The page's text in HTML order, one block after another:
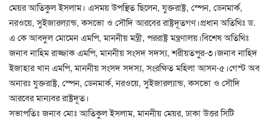
মেয়র আতিকুল ইসলাম। এসময় উপস্থিত ছিলেন, যুক্তরাষ্ট্র, স্পেন, ডেনমার্ক,
নরওয়ে, সুইজারল্যান্ড, কসভো ও সৌদি আরবের রাষ্ট্রদূতগণ।প্রধান অতিথিঃ ড.
এ কে আবদুল মোমেন এমপি, মাননীয় মন্ত্রী, পররাষ্ট্র মন্ত্রণালয়।বিশেষ অতিথিঃ
জনাব নাহিম রাজ্জাক এমপি, মাননীয় সংসদ সদস্য, শরীয়তপুর-৩।জনাব নাহিদ
ইজাহার খান এমপি, মাননীয় সংসদ সদস্য, সংরক্ষিত মহিলা আসন-৫।গেস্ট অব
অনারঃ যুক্তরাষ্ট্র, স্পেন, ডেনমার্ক, নরওয়ে, সুইজারল্যান্ড, কসভো ও সৌদি
আরবের মান্যবর রাষ্ট্রদূত।
সভাপতিঃ জনাব মোঃ আতিকুল ইসলাম, মাননীয় মেয়র, ঢাকা উত্তর সিটি